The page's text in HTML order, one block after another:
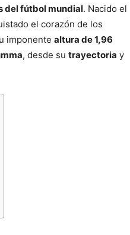
del fútbol mundial. Nacido el
el corazón de los
imponente altura de 1,96
, desde su trayectoria y